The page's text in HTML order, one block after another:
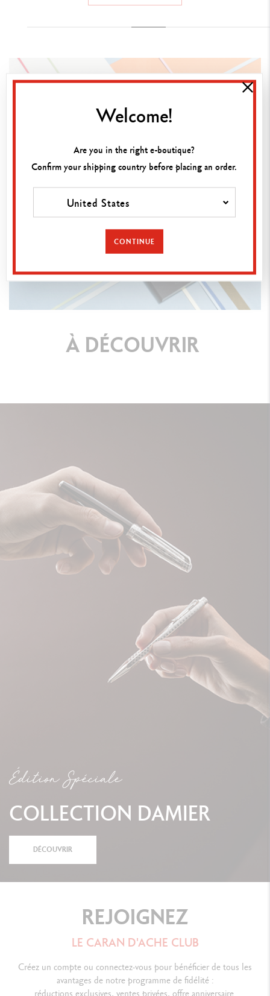
À DÉCOUVRIR
Édition Spéciale
COLLECTION DAMIER
DÉCOUVRIR
REJOIGNEZ
LE CARAN D'ACHE CLUB
Créez un compte ou connectez-vous pour bénéficier de tous les
avantages de notre programme de fidélité :
réductions exclusives, ventes privées, offre anniversaire.
Welcome!
Are you in the right e-boutique?
Confirm your shipping country before placing an order.
United States
CONTINUE